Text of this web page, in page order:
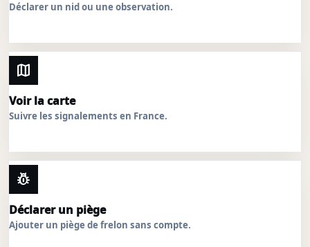
Déclarer un nid ou une observation.
map
Voir la carte
Suivre les signalements en France.
pest_control
Déclarer un piège
Ajouter un piège de frelon sans compte.